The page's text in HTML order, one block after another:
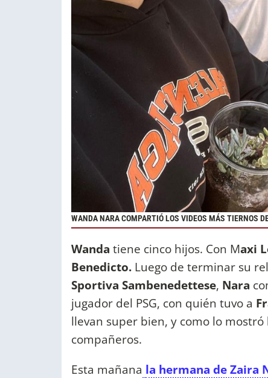
WANDA NARA COMPARTIÓ LOS VIDEOS MÁS TIERNOS
Wanda tiene cinco hijos. Con Maxi
Benedicto. Luego de terminar su
Sportiva Sambenedettese, Nara
jugador del PSG, con quién tuvo a
llevan super bien, y como lo
compañeros.
Esta mañana la hermana de Zaira